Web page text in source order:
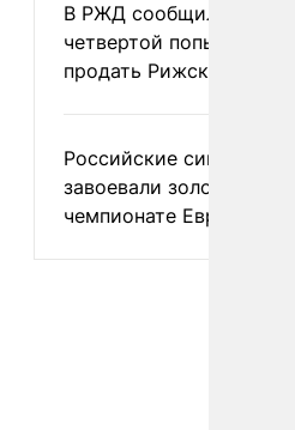
В РЖД сообщили о
четвертой попытке
продать Рижский
Российские
завоевали золото на
чемпионате Европы